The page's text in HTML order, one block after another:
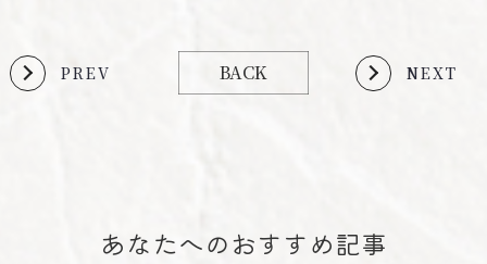
PREV BACK NEXT
あなたへのおすすめ記事